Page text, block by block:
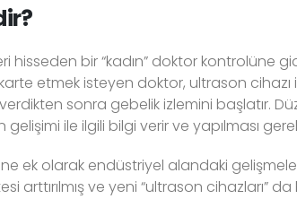
bir “kadın” doktor kontrolüne
etmek isteyen doktor, ultrason
sonra gebelik izlemini başlatır.
ile ilgili bilgi verir ve yapılması
ek olarak endüstriyel alandaki
arttırılmış ve yeni “ultrason cihazları”